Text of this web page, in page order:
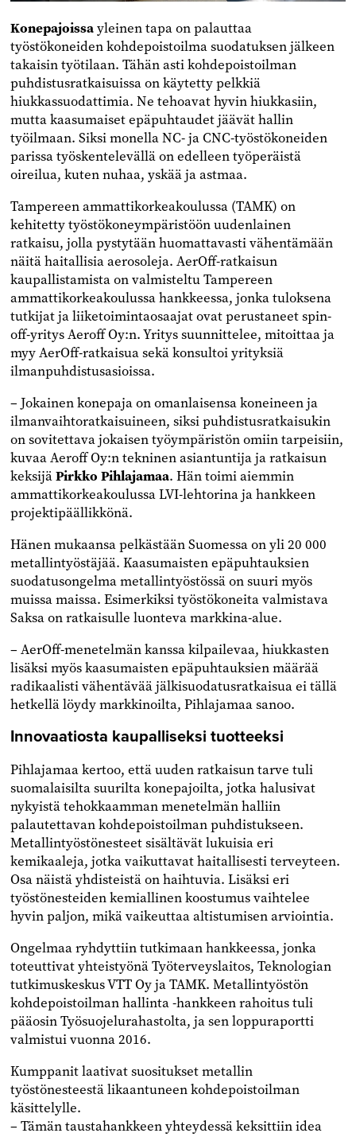
Konepajoissayleinen tapa on palauttaa
työstökoneiden kohdepoistoilma suodatuksen jälkeen
takaisin työtilaan. Tähän asti kohdepoistoilman
puhdistusratkaisuissa on käytetty pelkkiä
hiukkassuodattimia. Ne tehoavat hyvin hiukkasiin,
mutta kaasumaiset epäpuhtaudet jäävät hallin
työilmaan. Siksi monella NC- ja CNC-työstökoneiden
parissa työskentelevällä on edelleen työperäistä
oireilua, kuten nuhaa, yskää ja astmaa.
Tampereen ammattikorkeakoulussa (TAMK) on
kehitetty työstökoneympäristöön uudenlainen
ratkaisu, jolla pystytään huomattavasti vähentämään
näitä haitallisia aerosoleja. AerOff-ratkaisun
kaupallistamista on valmisteltu Tampereen
ammattikorkeakoulussa hankkeessa, jonka tuloksena
tutkijat ja liiketoimintaosaajat ovat perustaneet spin-
off-yritys Aeroff Oy:n. Yritys suunnittelee, mitoittaa ja
myy AerOff-ratkaisua sekä konsultoi yrityksiä
ilmanpuhdistusasioissa.
– Jokainen konepaja on omanlaisensa koneineen ja
ilmanvaihtoratkaisuineen, siksi puhdistusratkaisukin
on sovitettava jokaisen työympäristön omiin tarpeisiin,
kuvaa Aeroff Oy:n tekninen asiantuntija ja ratkaisun
keksijäPirkko Pihlajamaa. Hän toimi aiemmin
ammattikorkeakoulussa LVI-lehtorina ja hankkeen
projektipäällikkönä.
Hänen mukaansa pelkästään Suomessa on yli 20 000
metallintyöstäjää. Kaasumaisten epäpuhtauksien
suodatusongelma metallintyöstössä on suuri myös
muissa maissa. Esimerkiksi työstökoneita valmistava
Saksa on ratkaisulle luonteva markkina-alue.
– AerOff-menetelmän kanssa kilpailevaa, hiukkasten
lisäksi myös kaasumaisten epäpuhtauksien määrää
radikaalisti vähentävää jälkisuodatusratkaisua ei tällä
hetkellä löydy markkinoilta, Pihlajamaa sanoo.
Innovaatiosta kaupalliseksi tuotteeksi
Pihlajamaa kertoo, että uuden ratkaisun tarve tuli
suomalaisilta suurilta konepajoilta, jotka halusivat
nykyistä tehokkaamman menetelmän halliin
palautettavan kohdepoistoilman puhdistukseen.
Metallintyöstönesteet sisältävät lukuisia eri
kemikaaleja, jotka vaikuttavat haitallisesti terveyteen.
Osa näistä yhdisteistä on haihtuvia. Lisäksi eri
työstönesteiden kemiallinen koostumus vaihtelee
hyvin paljon, mikä vaikeuttaa altistumisen arviointia.
Ongelmaa ryhdyttiin tutkimaan hankkeessa, jonka
toteuttivat yhteistyönä Työterveyslaitos, Teknologian
tutkimuskeskus VTT Oy ja TAMK. Metallintyöstön
kohdepoistoilman hallinta -hankkeen rahoitus tuli
pääosin Työsuojelurahastolta, ja sen loppuraportti
valmistui vuonna 2016.
Kumppanit laativat suositukset metallin
työstönesteestä likaantuneen kohdepoistoilman
käsittelylle.
– Tämän taustahankkeen yhteydessä keksittiin idea